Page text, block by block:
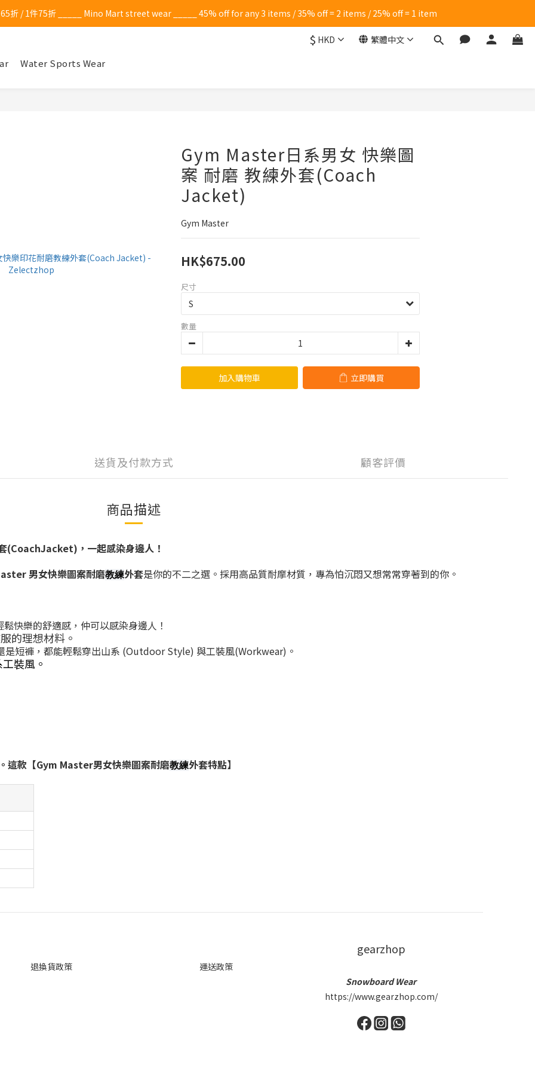
折 / 1件75折 _____ Mino Mart street wear _____ 45% off for any 3 items / 35% off = 2 items / 25% off = 1 item
$ HKD 繁體中文
Water Sports Wear
Gym Master日系男女 快樂圖
案 耐磨 教練外套(Coach
Jacket)
Gym Master
HK$675.00
尺寸
數量
加入購物車 立即購買
送貨及付款方式 顧客評價
商品描述
(CoachJacket)，一起感染身邊人！
男女快樂圖案耐磨教練外套是你的不二之選。採用高品質耐摩材質，專為怕沉悶又想常常穿著到的你。
快樂的舒適感，仲可以感染身邊人！
的理想材料。
短褲，都能輕鬆穿出山系 (Outdoor Style) 與工裝風(Workwear) 。
裝風 。
這款【Gym Master男女快樂圖案耐磨教練外套特點】
退換貨政策 運送政策
gearzhop
Snowboard Wear
https://www.gearzhop.com/